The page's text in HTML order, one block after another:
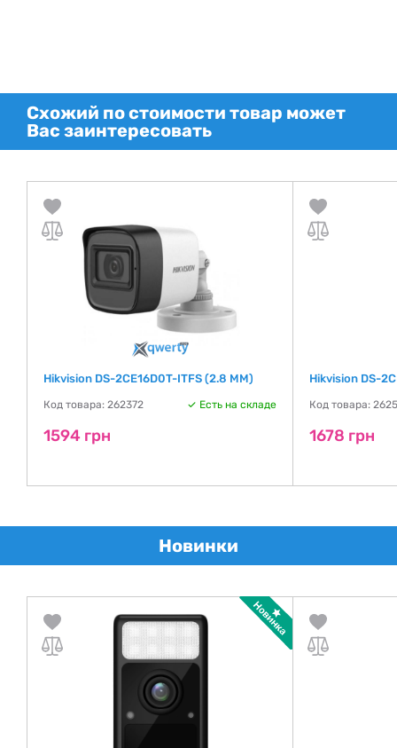
Схожий по стоимости товар может
Вас заинтересовать
Hikvision DS-2CE16D0T-ITFS (2.8 ММ)
Код товара: 262372 Есть на складе
1594 грн
Hikvision DS-
Код товара:
1678 грн
Новинки